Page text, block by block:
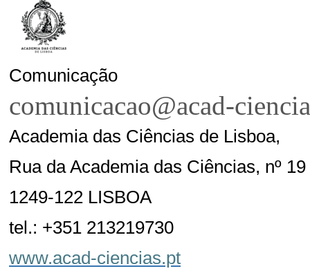
Comunicação
comunicacao@acad-
Academia das Ciências de Lisboa,
Rua da Academia das Ciências, nº 19
1249-122 LISBOA
tel.: +351 213219730
www.acad-ciencias.pt